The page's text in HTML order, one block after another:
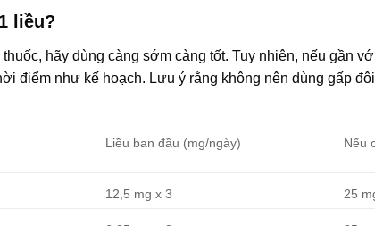
liều?
hãy dùng càng sớm càng tốt. Tuy nhiên, nếu gần
điểm như kế hoạch. Lưu ý rằng không nên dùng gấp
Liều ban đầu (mg/ngày) Nếu
12,5 mg x 3 25